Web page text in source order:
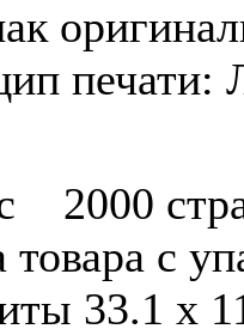
печати:
2000
с
33.1 х